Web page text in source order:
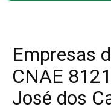
Empresas
CNAE
José dos